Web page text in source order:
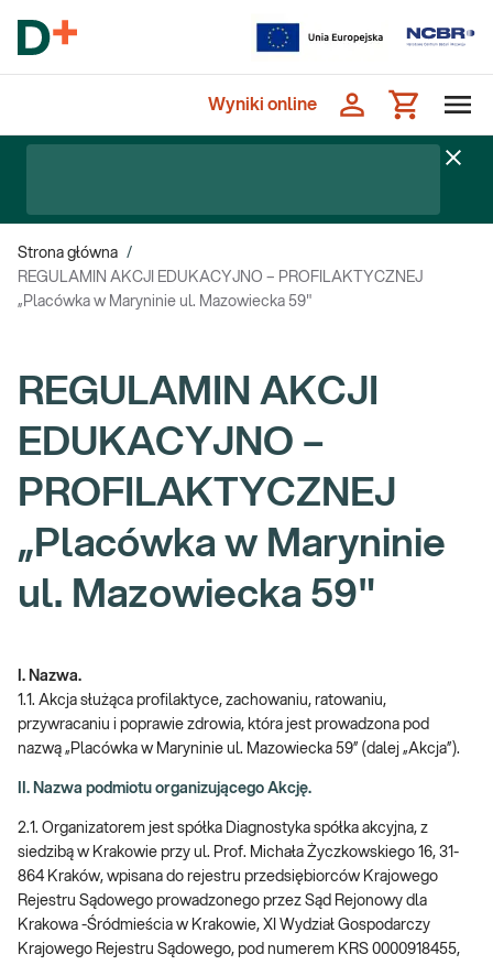
Wyniki online
Strona główna /
REGULAMIN AKCJI EDUKACYJNO – PROFILAKTYCZNEJ
„Placówka w Maryninie ul. Mazowiecka 59"
REGULAMIN AKCJI
EDUKACYJNO –
PROFILAKTYCZNEJ
„Placówka w Maryninie
ul. Mazowiecka 59"
I. Nazwa.
1.1. Akcja służąca profilaktyce, zachowaniu, ratowaniu,
przywracaniu i poprawie zdrowia, która jest prowadzona pod
nazwą „Placówka w Maryninie ul. Mazowiecka 59” (dalej „Akcja”).
II. Nazwa podmiotu organizującego Akcję.
2.1. Organizatorem jest spółka Diagnostyka spółka akcyjna, z
siedzibą w Krakowie przy ul. Prof. Michała Życzkowskiego 16, 31-
864 Kraków, wpisana do rejestru przedsiębiorców Krajowego
Rejestru Sądowego prowadzonego przez Sąd Rejonowy dla
Krakowa -Śródmieścia w Krakowie, XI Wydział Gospodarczy
Krajowego Rejestru Sądowego, pod numerem KRS 0000918455,